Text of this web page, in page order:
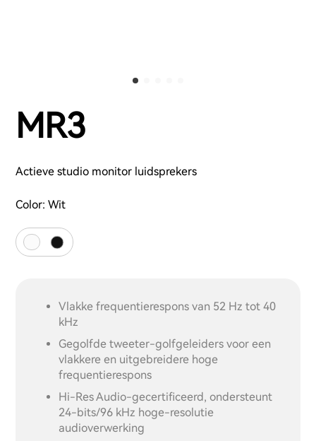
MR3
Actieve studio monitor luidsprekers
Color: Wit
Vlakke frequentierespons van 52 Hz tot 40
kHz
Gegolfde tweeter-golfgeleiders voor een
vlakkere en uitgebreidere hoge
frequentierespons
Hi-Res Audio-gecertificeerd, ondersteunt
24-bits/96 kHz hoge-resolutie
audioverwerking